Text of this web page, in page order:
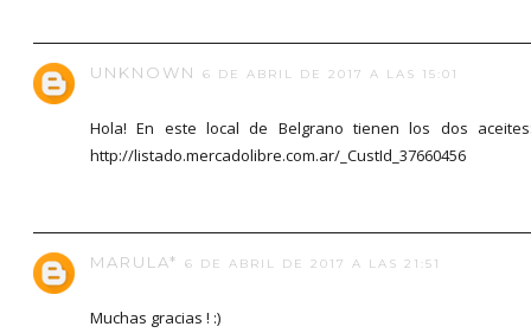
UNKNOWN 6 DE ABRIL DE 2017 A LAS 15:01
Hola! En este local de Belgrano tienen los dos
http://listado.mercadolibre.com.ar/_CustId_37660456
MARULA* 6 DE ABRIL DE 2017 A LAS 21:51
Muchas gracias ! :)